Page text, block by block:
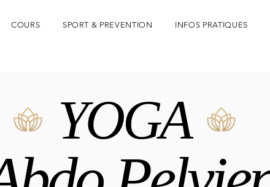
COURS SPORT & PREVENTION INFOS PRATIQUES
YOGA
YOGA